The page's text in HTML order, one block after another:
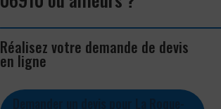
Réalisez votre demande de devis
en ligne